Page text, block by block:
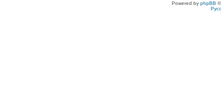
Powered by phpBB